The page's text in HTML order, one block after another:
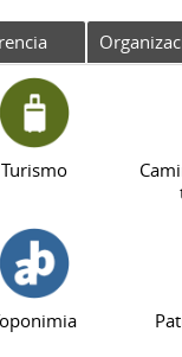
Turismo